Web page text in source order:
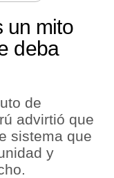
un mito
deba
de
advirtió que
sistema que
y